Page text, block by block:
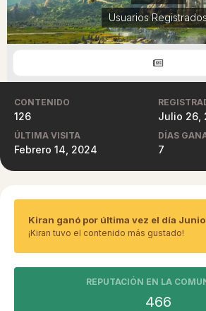
Usuarios Registrados
CONTENIDO
126 Julio 26,
ÚLTIMA VISITA
Febrero 14, 2024
DÍAS
7
Kiran ganó por última vez el día
¡Kiran tuvo el contenido más gustado!
REPUTACIÓN EN LA
466